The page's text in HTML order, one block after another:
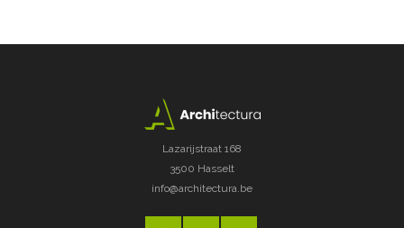
Lazarijstraat 168
3500 Hasselt
info@architectura.be